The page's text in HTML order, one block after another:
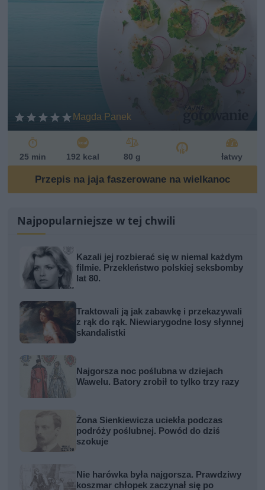
Magda Panek
25 min 192 kcal 80 g łatwy
Przepis na jaja faszerowane na wielkanoc
Najpopularniejsze w tej chwili
Kazali jej rozbierać się w niemal każdym
filmie. Przekleństwo polskiej seksbomby
lat 80.
Traktowali ją jak zabawkę i przekazywali
z rąk do rąk. Niewiarygodne losy słynnej
skandalistki
Najgorsza noc poślubna w dziejach
Wawelu. Batory zrobił to tylko trzy razy
Żona Sienkiewicza uciekła podczas
podróży poślubnej. Powód do dziś
szokuje
Nie harówka była najgorsza. Prawdziwy
koszmar chłopek zaczynał się po